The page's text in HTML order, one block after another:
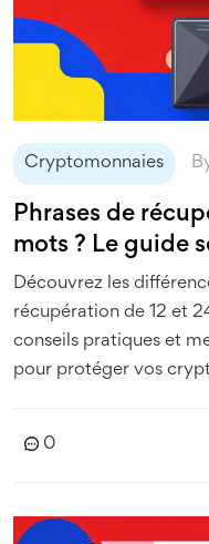
Cryptomonnaies
Phrases de
mots ? Le guide
Découvrez les
récupération de 12 et
conseils pratiques et
pour protéger vos
0